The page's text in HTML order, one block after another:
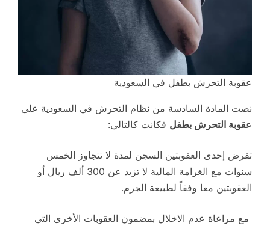
عقوبة التحرش بطفل في السعودية
نصت المادة السادسة من نظام التحرش في السعودية على
عقوبة التحرش بطفل فكانت كالتالي:
تفرض إحدى العقوبتين السجن لمدة لا تتجاوز الخمس
سنوات مع الغرامة المالية لا تزيد عن 300 ألف ريال أو
العقوبتين معا وفقاً لطبيعة الجرم.
مع مراعاة عدم الاخلال بمضمون العقوبات الأخرى التي